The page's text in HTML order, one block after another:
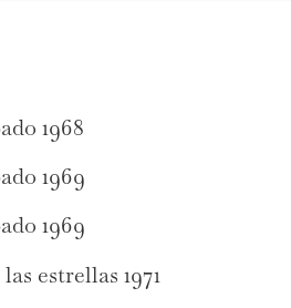
1968
1969
1969
estrellas 1971